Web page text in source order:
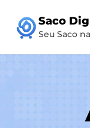
para
Saco
Seu Saco